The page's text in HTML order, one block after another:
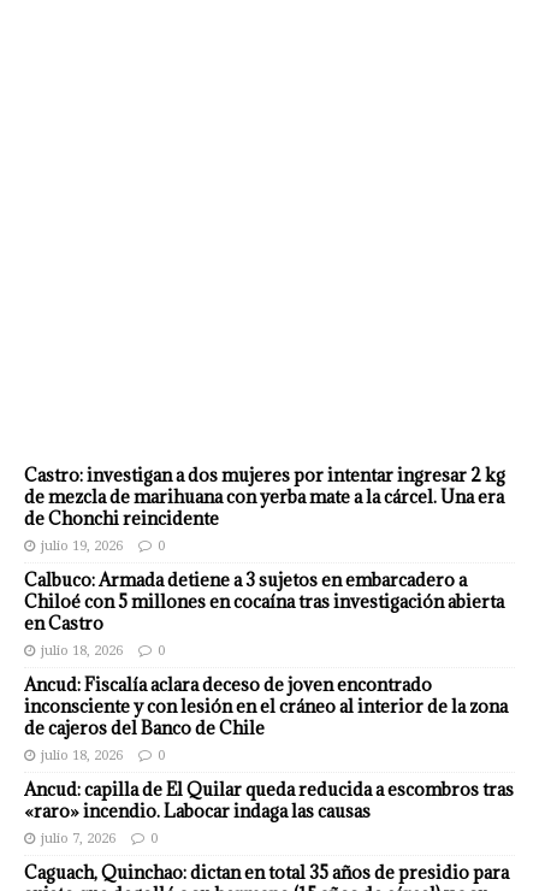
Castro: investigan a dos mujeres por intentar ingresar 2 kg
de mezcla de marihuana con yerba mate a la cárcel. Una era
de Chonchi reincidente
julio 19, 2026 0
Calbuco: Armada detiene a 3 sujetos en embarcadero a
Chiloé con 5 millones en cocaína tras investigación abierta
en Castro
julio 18, 2026 0
Ancud: Fiscalía aclara deceso de joven encontrado
inconsciente y con lesión en el cráneo al interior de la zona
de cajeros del Banco de Chile
julio 18, 2026 0
Ancud: capilla de El Quilar queda reducida a escombros tras
«raro» incendio. Labocar indaga las causas
julio 7, 2026 0
Caguach, Quinchao: dictan en total 35 años de presidio para